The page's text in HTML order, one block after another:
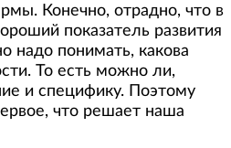
Конечно, отрадно, что в
показатель развития
надо понимать, какова
То есть можно ли,
и специфику. Поэтому
что решает наша